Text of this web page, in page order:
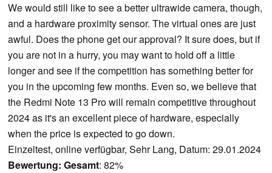
We would still like to see a better ultrawide camera, though,
and a hardware proximity sensor. The virtual ones are just
awful. Does the phone get our approval? It sure does, but if
you are not in a hurry, you may want to hold off a little
longer and see if the competition has something better for
you in the upcoming few months. Even so, we believe that
the Redmi Note 13 Pro will remain competitive throughout
2024 as it's an excellent piece of hardware, especially
when the price is expected to go down.
Einzeltest, online verfügbar, Sehr Lang, Datum: 29.01.2024
Bewertung: Gesamt: 82%